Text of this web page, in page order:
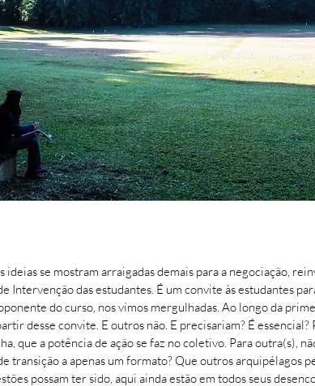
ideias se mostram arraigadas demais para a negociação,
Intervenção das estudantes. É um convite às estudantes
do curso, nos vimos mergulhadas. Ao longo da
desse convite. E outros não. E precisariam? É
que a potência de ação se faz no coletivo. Para outra(s),
transição a apenas um formato? Que outros arquipélagos
possam ter sido, aqui ainda estão em todos seus